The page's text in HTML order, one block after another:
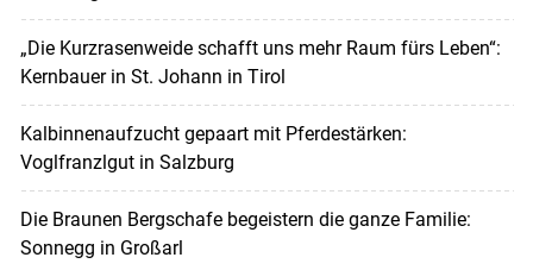
„Die Kurzrasenweide schafft uns mehr Raum fürs Leben“:
Kernbauer in St. Johann in Tirol
Kalbinnenaufzucht gepaart mit Pferdestärken:
Voglfranzlgut in Salzburg
Die Braunen Bergschafe begeistern die ganze Familie:
Sonnegg in Großarl